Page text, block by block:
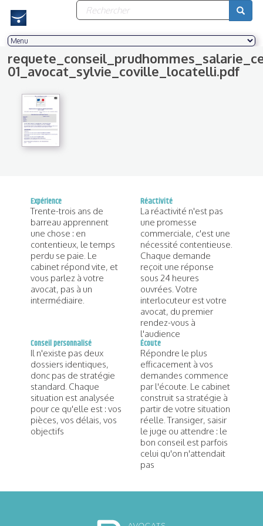
contenu
Formulaire
de
Rechercher
01_avocat_sylvie_coville_locatelli.pdf
Expérience
Trente-trois ans de
barreau apprennent
une chose : en
contentieux, le temps
perdu se paie. Le
cabinet répond vite, et
vous parlez à votre
avocat, pas à un
intermédiaire.
Réactivité
La réactivité n'est pas
une promesse
commerciale, c'est une
nécessité contentieuse.
Chaque demande
reçoit une réponse
sous 24 heures
ouvrées. Votre
interlocuteur est votre
avocat, du premier
rendez-vous à
l'audience
Conseil personnalisé
Il n'existe pas deux
dossiers identiques,
donc pas de stratégie
standard. Chaque
situation est analysée
pour ce qu'elle est : vos
pièces, vos délais, vos
objectifs
Écoute
Répondre le plus
efficacement à vos
demandes commence
par l'écoute. Le cabinet
construit sa stratégie à
partir de votre situation
réelle. Transiger, saisir
le juge ou attendre : le
bon conseil est parfois
celui qu'on n'attendait
pas